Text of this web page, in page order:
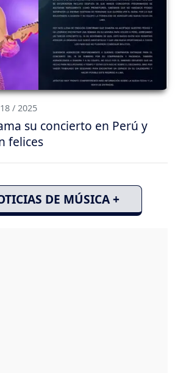
/ 2025
su concierto en Perú y
felices
DE MÚSICA +